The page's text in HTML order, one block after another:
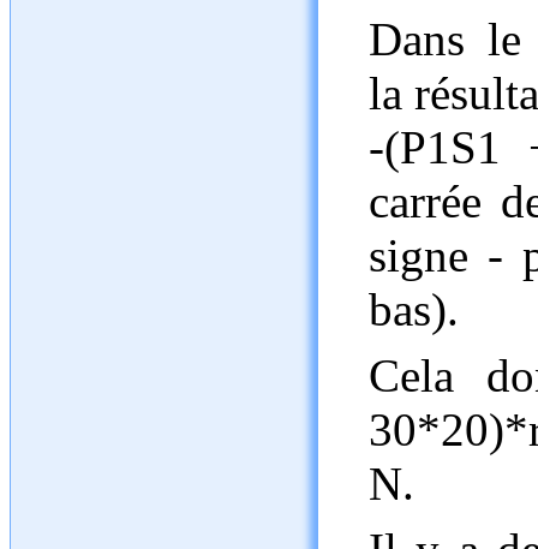
Dans le
la
-(P1S1
carrée
signe -
bas).
Cela
N.